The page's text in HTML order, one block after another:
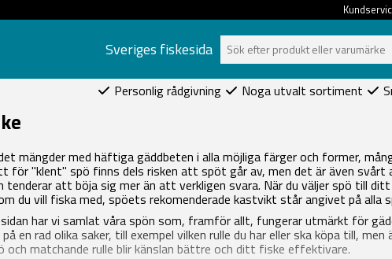
Sveriges fiskesida
Personlig rådgivning Noga utvalt sortiment
mängder med häftiga gäddbeten i alla möjliga färger och former,
för "klent" spö finns dels risken att spöt går av, men det är även
tenderar att böja sig mer än att verkligen svara. När du väljer spö till
du vill fiska med, spöets rekomenderade kastvikt står angivet på
sidan har vi samlat våra spön som, framför allt, fungerar utmärkt för
en rad olika saker, till exempel vilken rulle du har eller ska köpa till,
och matchande rulle blir känslan bättre och ditt fiske effektivare.